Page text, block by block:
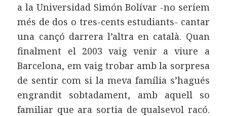
a la Universidad Simón Bolívar -no seríem
més de dos o tres-cents estudiants- cantar
una cançó darrera l’altra en català. Quan
finalment el 2003 vaig venir a viure a
Barcelona, em vaig trobar amb la sorpresa
de sentir com si la meva família s’hagués
engrandit sobtadament, amb aquell so
familiar que ara sortia de qualsevol racó.